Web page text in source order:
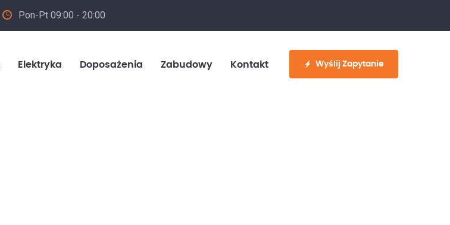
Pon-Pt 09:00 - 20:00
530 886 214
Elektryka Doposażenia Zabudowy Kontakt Wyślij Zapytanie